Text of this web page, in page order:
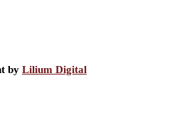
by Lilium Digital